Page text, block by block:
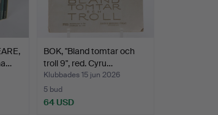
BOK, "Bland tomtar och
troll 9", red. Cyru…
Klubbades 15 jun 2026
5 bud
64 USD